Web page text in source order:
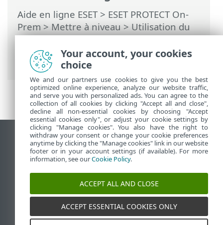
Aide en ligne ESET> ESET PROTECT On-
Prem>Mettre à niveau> Utilisation du
programme d’installation tout-en-un ESET
PROTECT On-Prem 11.1 pour effectuer
une mise à niveau
Afficher le site des postes de travail
End of Life
Base de connaissances ESET
Forum ESET
ESET Status Portal
Support régional
Your account, your cookies
choice
We and our partners use cookies to give you the best
optimized online experience, analyze our website traffic,
and serve you with personalized ads. You can agree to the
collection of all cookies by clicking "Accept all and close",
decline all non-essential cookies by choosing "Accept
essential cookies only", or adjust your cookie settings by
clicking "Manage cookies". You also have the right to
withdraw your consent or change your cookie preferences
anytime by clicking the "Manage cookies" link in our website
footer or in your account settings (if available). For more
information, see ourCookie Policy.
ACCEPT ALL AND CLOSE
ACCEPT ESSENTIAL COOKIES ONLY